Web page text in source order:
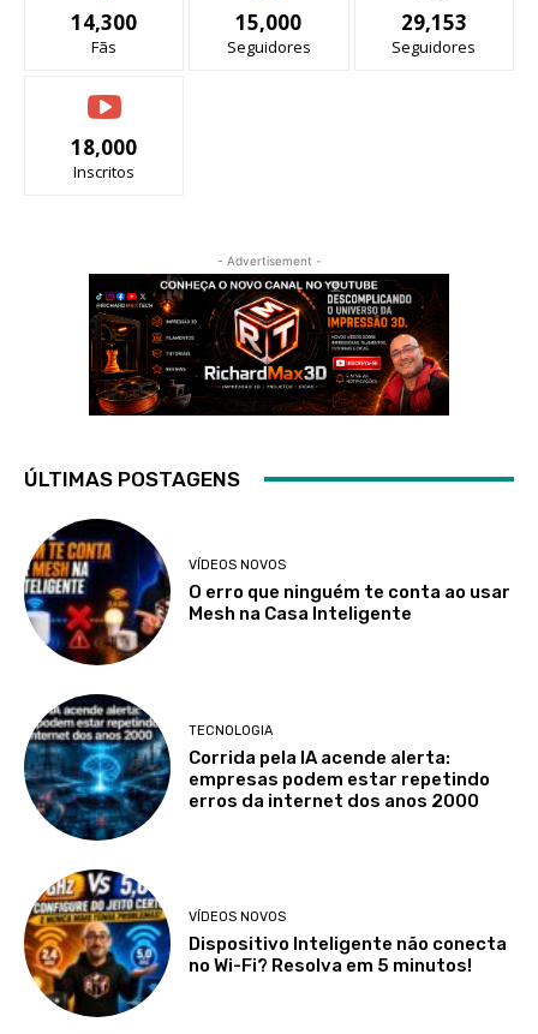
14,300
Fãs
15,000
Seguidores
29,153
Seguidores
18,000
Inscritos
- Advertisement -
ÚLTIMAS POSTAGENS
VÍDEOS NOVOS
O erro que ninguém te conta ao usar
Mesh na Casa Inteligente
TECNOLOGIA
Corrida pela IA acende alerta:
empresas podem estar repetindo
erros da internet dos anos 2000
VÍDEOS NOVOS
Dispositivo Inteligente não conecta
no Wi-Fi? Resolva em 5 minutos!